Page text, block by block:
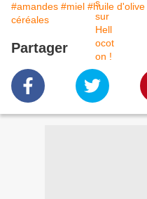
#amandes #miel #huile d'olive
céréales
Partager